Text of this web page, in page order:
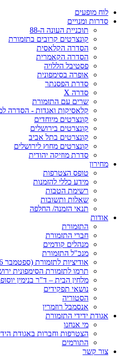
מופעים
ומנויים
תוכניית העונה ה-88
קונצרטים קרובים בתזמורת
הסדרה הקלאסית
הסדרה הקאמרית
פסטיבל הללויה
אופרה בסימפונית
סדרת הפסנתר
שרים עם התזמורת
קלאסיקות ואגדות - הסדרה למשפחה
קונצרטים מיוחדים
קונצרטים בירושלים
קונצרטים בתל אביב
קונצרטים מחוץ לירושלים
סדרת מוזיקה יהודית
טופס הצטרפות
מידע כללי להזמנות
רשימת הטבות
שאלות ותשובות
תנאי הזמנה/ החלפה
התזמורת
חברי התזמורת
מנהלים קודמים
מנכ"ל התזמורת
אודיציות לתזמורת (ספטמבר 2026)
תרמו לתזמורת הסימפונית ירושלים
מלחין הבית – ד"ר בנימין יוסופוב
נושאי תפקידים
הסטוריה
אנסמבל רוזמרין
ידידי התזמורת
מי אנחנו
הצטרפות וחברות באגודת הידידים
התורמים
קשר